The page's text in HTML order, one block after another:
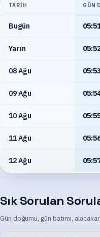
TARIH GÜN
Bugün
Yarın
08 Ağu
09 Ağu
10 Ağu
11 Ağu
12 Ağu
Sık Sorulan
Gün doğumu, gün batımı,